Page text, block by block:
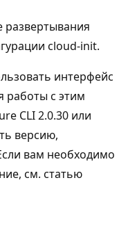
развертывания
cloud-init.
интерфейс
работы с этим
CLI 2.0.30 или
версию,
вам необходимо
см. статью